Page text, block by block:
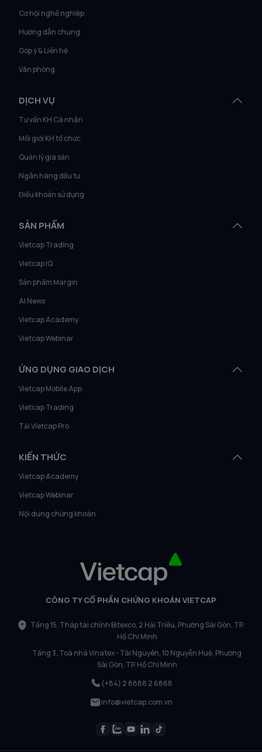
Cơ hội nghề nghiệp
Hướng dẫn chung
Góp ý & Liên hệ
Văn phòng
DỊCH VỤ
Tư vấn KH Cá nhân
Môi giới KH tổ chức
Quản lý gia sản
Ngân hàng đầu tư
Điều khoản sử dụng
SẢN PHẨM
Vietcap Trading
Vietcap IQ
Sản phẩm Margin
AI News
Vietcap Academy
Vietcap Webinar
ỨNG DỤNG GIAO DỊCH
Vietcap Mobile App
Vietcap Trading
Tải Vietcap Pro
KIẾN THỨC
Vietcap Academy
Vietcap Webinar
Nội dung chứng khoán
CÔNG TY CỔ PHẦN CHỨNG KHOÁN VIETCAP
Tầng 15, Tháp tài chính Bitexco, 2 Hải Triều, Phường Sài Gòn, TP.
Hồ Chí Minh
Tầng 3, Toà nhà Vinatex - Tài Nguyên, 10 Nguyễn Huệ, Phường
Sài Gòn, TP. Hồ Chí Minh
(+84) 2 8888 2 6868
info@vietcap.com.vn